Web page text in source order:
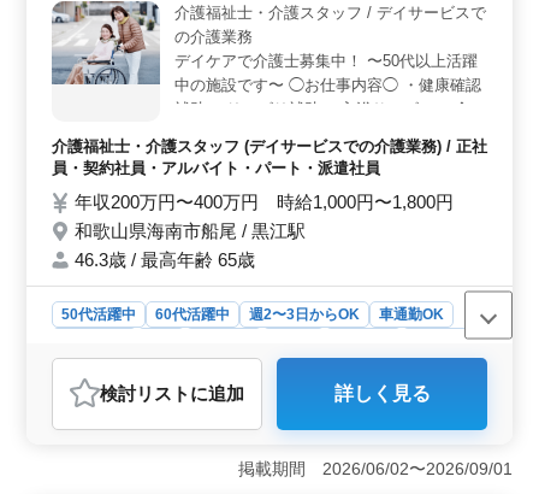
備されており、安心して働ける待遇が魅力です。また、
診療報酬請求経験が活かせる仕事で、専門知識を活用し
ながら成長できる点もおすすめポイントです。
介護福祉士・介護スタッフ / デイサービスで
の介護業務
デイケアで介護士募集中！ 〜50代以上活躍
中の施設です〜 ◯お仕事内容◯ ・健康確認
補助 ・リハビリ補助 ・入浴サービス ・食事
の介助 ・レクリエーション ・利用者様の相
談対応 など ◯備考◯ ・マイカー通勤OK ・
社会保険完備 ・交通費支給 ・長期勤務可能
シニア層活躍中のアットホームな職場です！
お気軽にお問い合わせください！
介護福祉士・介護スタッフ (デイサービスでの介護業務) / 正社
員・契約社員・アルバイト・パート・派遣社員
年収200万円〜400万円 時給1,000円〜1,800円
和歌山県海南市船尾 / 黒江駅
46.3歳 / 最高年齢 65歳
50代活躍中 60代活躍中 週2〜3日からOK
車通勤OK
派遣社員
介護福祉士・介護スタッフ
おすすめポイント
＜ベテラン介護士募集＞ 和歌山県海南市のデイケア
で、ベテラン介護士の方を募集しています。50代以上の
方も積極的に活躍しているアットホームな環境です。経
検討リスト に追加 詳しく見る
掲載期間 2026/06/02〜2026/09/01